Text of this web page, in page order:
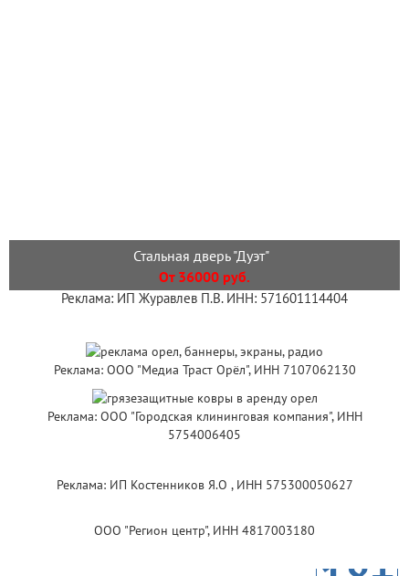
Стальная дверь "Дуэт"
От 36000 руб.
Реклама: ИП Журавлев П.В. ИНН: 571601114404
Реклама: ООО "Медиа Траст Орёл", ИНН 7107062130
Реклама: ООО "Городская клининговая компания", ИНН
5754006405
Реклама: ИП Костенников Я.О , ИНН 575300050627
ООО "Регион центр", ИНН 4817003180